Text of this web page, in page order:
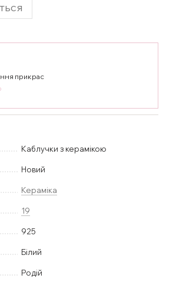
прикрас
Каблучки з керамікою
Новий
Кераміка
19
925
Білий
Родій